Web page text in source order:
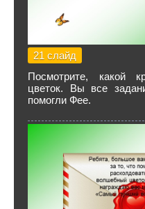
21 слайд
Посмотрите, какой
цветок. Вы все
помогли Фее.